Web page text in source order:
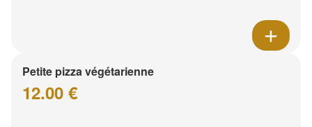
Petite pizza végétarienne
12.00 €